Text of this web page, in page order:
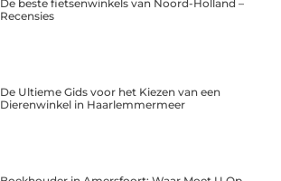
De beste fietsenwinkels van Noord-Holland –
Recensies
De Ultieme Gids voor het Kiezen van een
Dierenwinkel in Haarlemmermeer